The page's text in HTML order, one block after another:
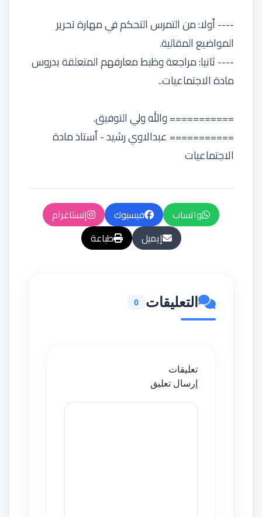
---- أولا: من التمرس التحكم في مهارة تحرير
المواضيع المقالية.
---- ثانيا: مراجعة وظبط معارفهم المتعلقة بدروس
مادة الاجتماعيات..
=========== والله ولي التوفيق.
=========== عبدالاوي رشيد - أستاذ مادة
الاجتماعيات
واتساب فيسبوك
إنستاغرام
إيميل
طباعة
التعليقات 0
تعليقات
إرسال تعليق